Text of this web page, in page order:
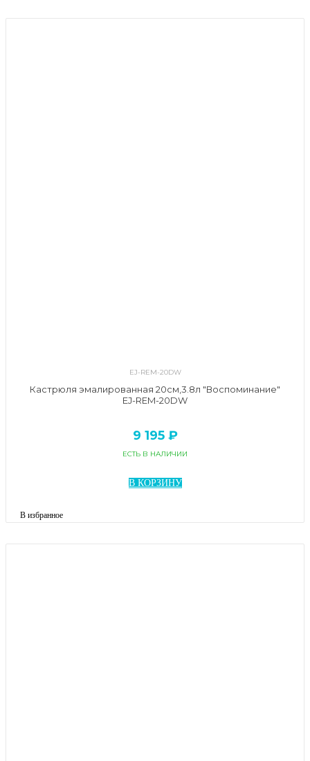
EJ-REM-20DW
Кастрюля эмалированная 20см,3.8л "Воспоминание"
EJ-REM-20DW
9 195 ₽
ЕСТЬ В НАЛИЧИИ
В КОРЗИНУ
В избранное